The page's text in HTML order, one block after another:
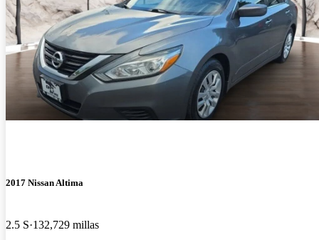
2017 Nissan Altima
2.5 S 132,729 millas